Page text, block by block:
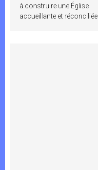
à construire une Église
accueillante et réconciliée